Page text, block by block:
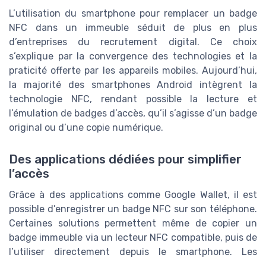
L’utilisation du smartphone pour remplacer un badge
NFC dans un immeuble séduit de plus en plus
d’entreprises du recrutement digital. Ce choix
s’explique par la convergence des technologies et la
praticité offerte par les appareils mobiles. Aujourd’hui,
la majorité des smartphones Android intègrent la
technologie NFC, rendant possible la lecture et
l’émulation de badges d’accès, qu’il s’agisse d’un badge
original ou d’une copie numérique.
Des applications dédiées pour simplifier
l’accès
Grâce à des applications comme Google Wallet, il est
possible d’enregistrer un badge NFC sur son téléphone.
Certaines solutions permettent même de copier un
badge immeuble via un lecteur NFC compatible, puis de
l’utiliser directement depuis le smartphone. Les